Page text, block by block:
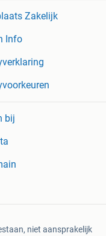
Zakelijk
Info
bij
niet aansprakelijk